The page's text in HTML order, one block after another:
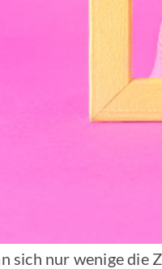
sich nur wenige die